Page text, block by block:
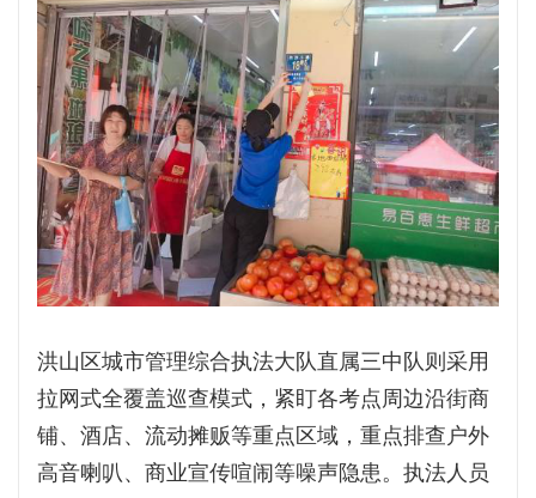
洪山区城市管理综合执法大队直属三中队则采用
拉网式全覆盖巡查模式，紧盯各考点周边沿街商
铺、酒店、流动摊贩等重点区域，重点排查户外
高音喇叭、商业宣传喧闹等噪声隐患。执法人员